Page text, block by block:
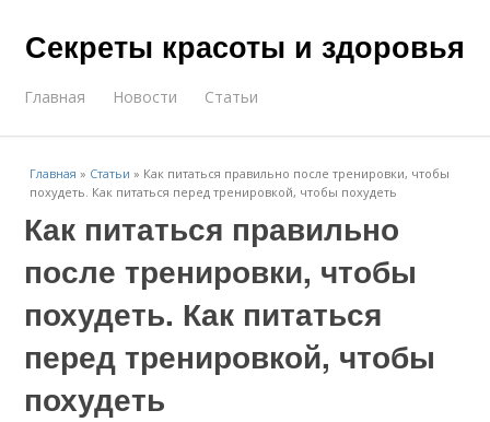
Секреты красоты и здоровья
Главная Новости Статьи
Главная » Статьи » Как питаться правильно после тренировки, чтобы
похудеть. Как питаться перед тренировкой, чтобы похудеть
Как питаться правильно
после тренировки, чтобы
похудеть. Как питаться
перед тренировкой, чтобы
похудеть